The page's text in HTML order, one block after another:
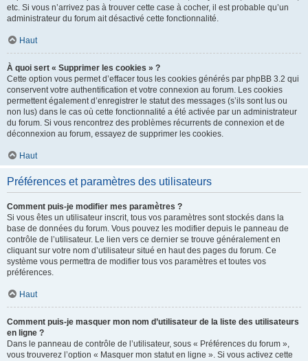
etc. Si vous n’arrivez pas à trouver cette case à cocher, il est probable qu’un
administrateur du forum ait désactivé cette fonctionnalité.
Haut
À quoi sert « Supprimer les cookies » ?
Cette option vous permet d’effacer tous les cookies générés par phpBB 3.2 qui
conservent votre authentification et votre connexion au forum. Les cookies
permettent également d’enregistrer le statut des messages (s’ils sont lus ou
non lus) dans le cas où cette fonctionnalité a été activée par un administrateur
du forum. Si vous rencontrez des problèmes récurrents de connexion et de
déconnexion au forum, essayez de supprimer les cookies.
Haut
Préférences et paramètres des utilisateurs
Comment puis-je modifier mes paramètres ?
Si vous êtes un utilisateur inscrit, tous vos paramètres sont stockés dans la
base de données du forum. Vous pouvez les modifier depuis le panneau de
contrôle de l’utilisateur. Le lien vers ce dernier se trouve généralement en
cliquant sur votre nom d’utilisateur situé en haut des pages du forum. Ce
système vous permettra de modifier tous vos paramètres et toutes vos
préférences.
Haut
Comment puis-je masquer mon nom d’utilisateur de la liste des utilisateurs
en ligne ?
Dans le panneau de contrôle de l’utilisateur, sous « Préférences du forum »,
vous trouverez l’option « Masquer mon statut en ligne ». Si vous activez cette